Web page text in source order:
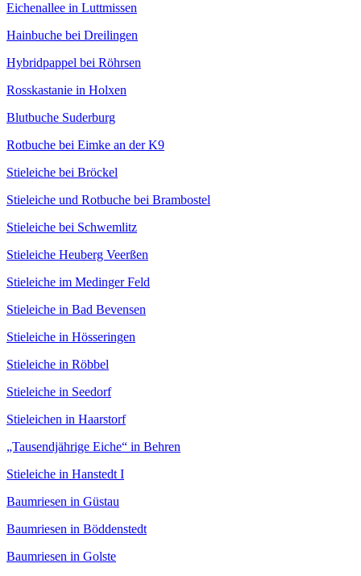
Eichenallee in Luttmissen
Hainbuche bei Dreilingen
Hybridpappel bei Röhrsen
Rosskastanie in Holxen
Blutbuche Suderburg
Rotbuche bei Eimke an der K9
Stieleiche bei Bröckel
Stieleiche und Rotbuche bei Brambostel
Stieleiche bei Schwemlitz
Stieleiche Heuberg Veerßen
Stieleiche im Medinger Feld
Stieleiche in Bad Bevensen
Stieleiche in Hösseringen
Stieleiche in Röbbel
Stieleiche in Seedorf
Stieleichen in Haarstorf
„Tausendjährige Eiche“ in Behren
Stieleiche in Hanstedt I
Baumriesen in Güstau
Baumriesen in Böddenstedt
Baumriesen in Golste